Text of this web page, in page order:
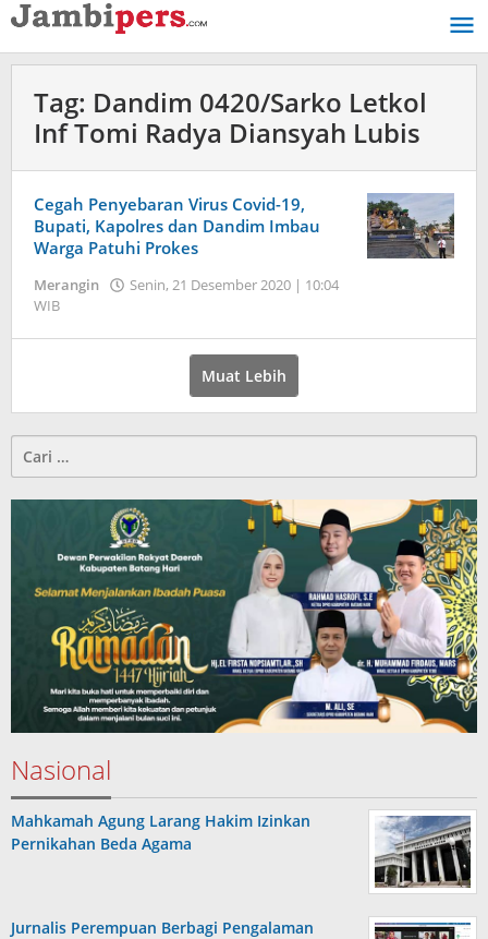
Lewati
ke
konten
Tag: Dandim 0420/Sarko Letkol
Inf Tomi Radya Diansyah Lubis
Cegah Penyebaran Virus Covid-19,
Bupati, Kapolres dan Dandim Imbau
Warga Patuhi Prokes
Merangin
Senin, 21 Desember 2020 | 10:04
WIB
Muat Lebih
Cari
untuk:
Nasional
Mahkamah Agung Larang Hakim Izinkan
Pernikahan Beda Agama
Jurnalis Perempuan Berbagi Pengalaman